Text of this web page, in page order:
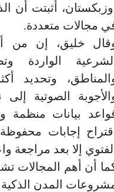
أثبتت أن
مجالات متعددة.
خليق، إن من
الواردة
وتحديد
الصوتية
بيانات منظمة
إجابات
إلا بعد مراجعة
أن أهم المجالات
المدن الذكية